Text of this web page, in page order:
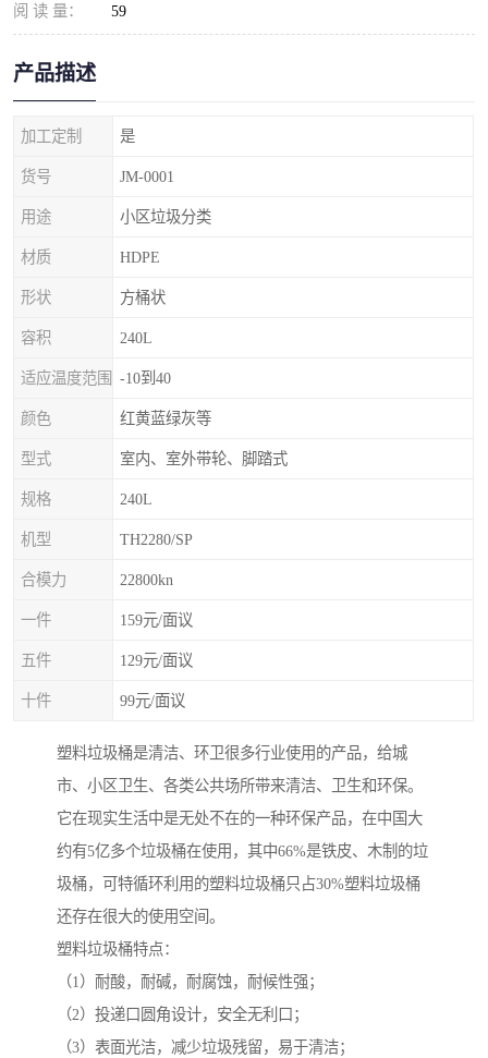
阅 读 量： 59
产品描述
加工定制 是
货号 JM-0001
用途 小区垃圾分类
材质 HDPE
形状 方桶状
容积 240L
适应温度范围 -10到40
颜色 红黄蓝绿灰等
型式 室内、室外带轮、脚踏式
规格 240L
机型 TH2280/SP
合模力 22800kn
一件 159元/面议
五件 129元/面议
十件 99元/面议
塑料垃圾桶是清洁、环卫很多行业使用的产品，给城
市、小区卫生、各类公共场所带来清洁、卫生和环保。
它在现实生活中是无处不在的一种环保产品，在中国大
约有5亿多个垃圾桶在使用，其中66%是铁皮、木制的垃
圾桶，可特循环利用的塑料垃圾桶只占30%塑料垃圾桶
还存在很大的使用空间。
塑料垃圾桶特点：
（1）耐酸，耐碱，耐腐蚀，耐候性强；
（2）投递口圆角设计，安全无利口；
（3）表面光洁，减少垃圾残留，易于清洁；